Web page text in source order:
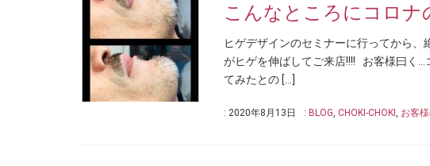
こんなところにコロ
ヒゲデザインのセミナーに行ってから
がヒゲを伸ばしてご来店!!!! お客様曰く
てみたとの […]
: 2020年8月13日 : BLOG, CHOKI-CHOKI , お客